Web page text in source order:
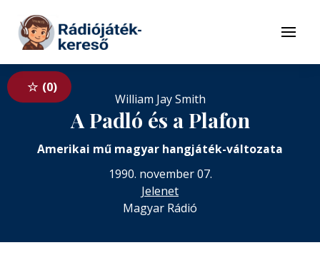
Tovább a tartalomhoz
Menü
0
William Jay Smith
A Padló és a Plafon
Amerikai mű magyar hangjáték-változata
1990. november 07.
Jelenet
Magyar Rádió